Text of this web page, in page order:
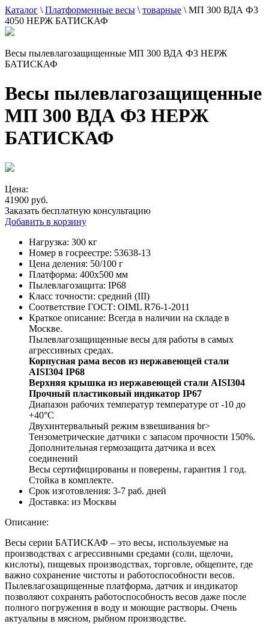
Каталог \ Платформенные весы \ товарные \ МП 300 ВДА Ф3
4050 НЕРЖ БАТИСКАФ
Весы пылевлагозащищенные МП 300 ВДА Ф3 НЕРЖ
БАТИСКАФ
Весы пылевлагозащищенные
МП 300 ВДА Ф3 НЕРЖ
БАТИСКАФ
Цена:
41900 руб.
Заказать бесплатную консультацию
Добавить в корзину
Нагрузка: 300 кг
Номер в госреестре: 53638-13
Цена деления: 50/100 г
Платформа: 400x500 мм
Пылевлагозащита: IP68
Класс точности: средний (III)
Соответствие ГОСТ: OIML R76-1-2011
Краткое описание: Всегда в наличии на складе в
Москве.
Пылевлагозащищенные весы для работы в самых
агрессивных средах.
Корпусная рама весов из нержавеющей стали
AISI304 IP68
Верхняя крышка из нержавеющей стали AISI304
Прочный пластиковый индикатор IP67
Диапазон рабочих температур температуре от -10 до
+40°С
Двухинтервальный режим взвешивания br>
Тензометрические датчики c запасом прочности 150%.
Дополнительная гермозащита датчика и всех
соединений
Весы сертифицированы и поверены, гарантия 1 год.
Стойка в комплекте.
Срок изготовления: 3-7 раб. дней
Доставка: из Москвы
Описание:
Весы серии БАТИСКАФ – это весы, используемые на
производствах с агрессивными средами (соли, щелочи,
кислоты), пищевых производствах, торговле, общепите, где
важно сохранение чистоты и работоспособности весов.
Пылевлагозащищенные платформа, датчик и индикатор
позволяют сохранять работоспособность весов даже после
полного погружения в воду и моющие растворы. Очень
актуальны в мясном, рыбном производстве.